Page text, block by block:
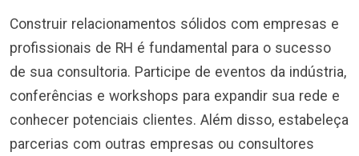
Construir relacionamentos sólidos com empresas e
profissionais de RH é fundamental para o sucesso
de sua consultoria. Participe de eventos da indústria,
conferências e workshops para expandir sua rede e
conhecer potenciais clientes. Além disso, estabeleça
parcerias com outras empresas ou consultores